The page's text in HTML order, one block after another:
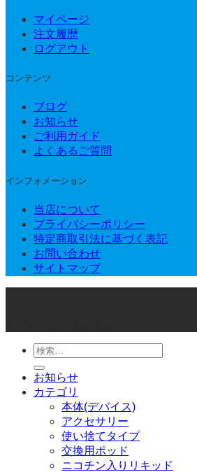
マイページ
注文履歴
ログアウト
コンテンツ
ブログ
お知らせ
ご利用ガイド
よくあるご質問
インフォメーション
当店について
プライバシーポリシー
特定商取引法に基づく表記
お問い合わせ
サイトマップ
検
索
対
象:
お知らせ
カテゴリ
本体(デバイス)
アクセサリー
使い捨てタイプ
交換用ポッド
ニコチン入りリキッド